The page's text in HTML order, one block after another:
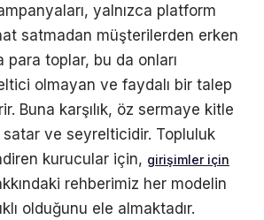
yalnızca platform
satmadan müşterilerden erken
para toplar, bu da onları
olmayan ve faydalı bir talep
Buna karşılık, öz sermaye kitle
satar ve seyrelticidir. Topluluk
kurucular için, girişimler için
rehberimiz her modelin
olduğunu ele almaktadır.